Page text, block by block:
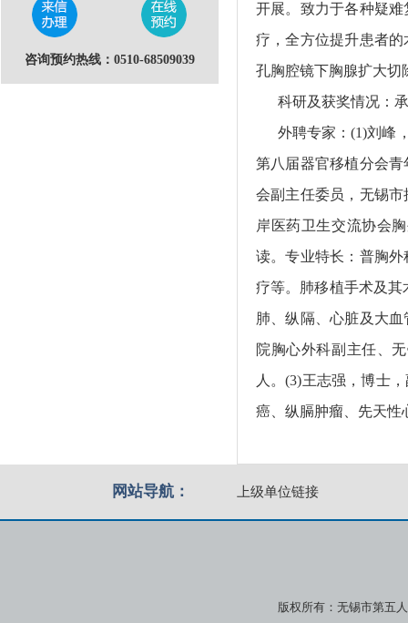
咨询预约热线：0510-68509039
开展。致力于各种疑
疗，全方位提升患者
孔胸腔镜下胸腺扩大切
科研及获奖情况：承
外聘专家：(1)刘峰，
第八届器官移植分会
会副主任委员，无锡
岸医药卫生交流协会
读。专业特长：普胸
疗等。肺移植手术及其
肺、纵隔、心脏及大
院胸心外科副主任、
人。(3)王志强，博士
癌、纵膈肿瘤、先天性
网站导航： 上级单位链接
版权所有：无锡市第五